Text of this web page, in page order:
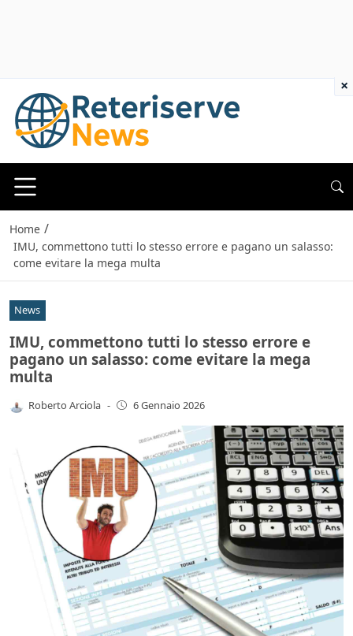
Home /
IMU, commettono tutti lo stesso errore e pagano un salasso:
come evitare la mega multa
News
IMU, commettono tutti lo stesso errore e
pagano un salasso: come evitare la mega
multa
Roberto Arciola - 6 Gennaio 2026
×